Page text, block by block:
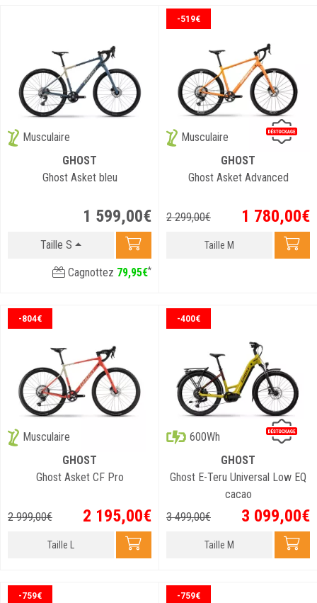
Musculaire
GHOST
Ghost Asket bleu
1 599,00€
Taille S
Cagnottez 79,95€*
-519€
Musculaire
GHOST
Ghost Asket Advanced
2 299,00€ 1 780,00€
Taille M
-804€
Musculaire
GHOST
Ghost Asket CF Pro
2 999,00€ 2 195,00€
Taille L
-400€
600Wh
GHOST
Ghost E-Teru Universal Low EQ
cacao
3 499,00€ 3 099,00€
Taille M
-759€ -759€